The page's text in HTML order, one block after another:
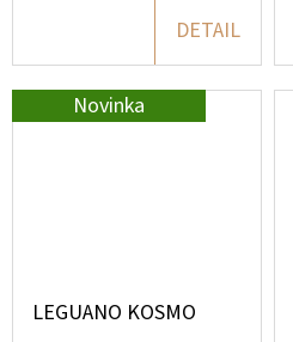
DETAIL
Novinka
LEGUANO KOSMO